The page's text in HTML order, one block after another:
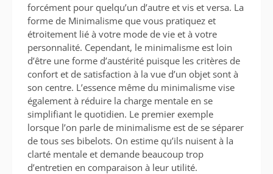
forcément pour quelqu’un d’autre et vis et versa. La
forme de Minimalisme que vous pratiquez et
étroitement lié à votre mode de vie et à votre
personnalité. Cependant, le minimalisme est loin
d’être une forme d’austérité puisque les critères de
confort et de satisfaction à la vue d’un objet sont à
son centre. L’essence même du minimalisme vise
également à réduire la charge mentale en se
simplifiant le quotidien. Le premier exemple
lorsque l’on parle de minimalisme est de se séparer
de tous ses bibelots. On estime qu’ils nuisent à la
clarté mentale et demande beaucoup trop
d’entretien en comparaison à leur utilité.